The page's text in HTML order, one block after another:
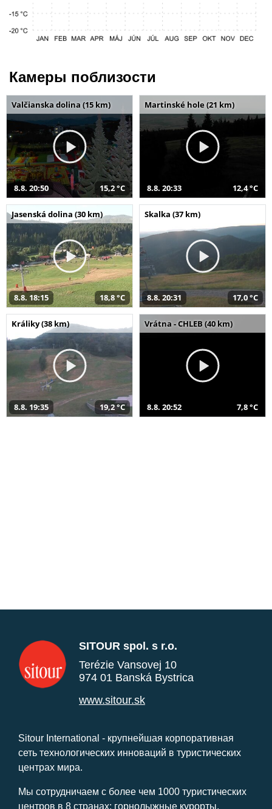
Камеры поблизости
Valčianska dolina (15 km)
8.8. 20:50 15,2 °C
Martinské hole (21 km)
8.8. 20:33 12,4 °C
Jasenská dolina (30 km)
8.8. 18:15 18,8 °C
Skalka (37 km)
8.8. 20:31 17,0 °C
Králiky (38 km)
8.8. 19:35 19,2 °C
Vrátna - CHLEB (40 km)
8.8. 20:52 7,8 °C
SITOUR spol. s r.o.
Terézie Vansovej 10
974 01 Banská Bystrica
www.sitour.sk
Sitour International - крупнейшая корпоративная
сеть технологических инноваций в туристических
центрах мира.
Мы сотрудничаем с более чем 1000 туристических
центров в 8 странах: горнолыжные курорты,